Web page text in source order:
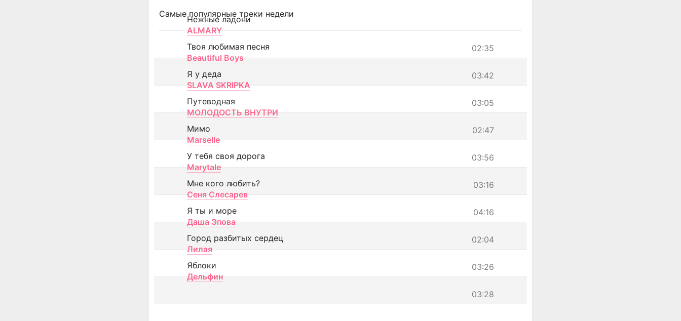
Самые популярные треки недели
Нежные ладони
ALMARY
02:35
Твоя любимая песня
Beautiful Boys
03:42
Я у деда
SLAVA SKRIPKA
03:05
Путеводная
МОЛОДОСТЬ ВНУТРИ
02:47
Мимо
Marselle
03:56
У тебя своя дорога
Marytale
03:16
Мне кого любить?
Сеня Слесарев
04:16
Я ты и море
Даша Эпова
02:04
Город разбитых сердец
Лилая
03:26
Яблоки
Дельфин
03:28